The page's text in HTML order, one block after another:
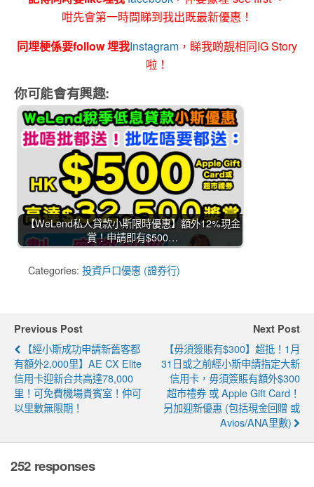
咁先會第一時間睇到我出既最新優惠！
同埋梗係要follow 埋我Instagram ，睇我啲靚相同IG Story
啦！
你可能會有興趣:
【WeLend私人貸款小斯限時優惠】額外12%現金
賞！申請即有$500…
Categories: 投資戶口優惠 (證券行)
Previous Post
【經小斯成功申請新舊客都
有額外2,000里】AE CX Elite
信用卡迎新合共高達78,000
里！可免費機場貴賓室！仲可
以里數無限期！
Next Post
【毋須簽賬有$300】超抵！1月
31日或之前經小斯申請指定大新
信用卡，毋須簽賬有額外$300
超市禮券 或 Apple Gift Card！
另加迎新優惠 (包括現金回贈 或
Avios/ANA里數)
252 responses